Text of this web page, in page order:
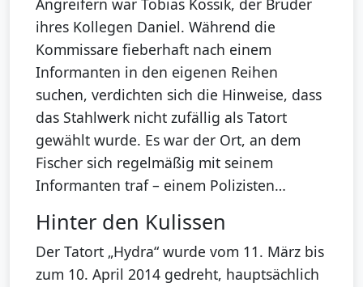
Angreifern war Tobias Kossik, der Bruder
ihres Kollegen Daniel. Während die
Kommissare fieberhaft nach einem
Informanten in den eigenen Reihen
suchen, verdichten sich die Hinweise, dass
das Stahlwerk nicht zufällig als Tatort
gewählt wurde. Es war der Ort, an dem
Fischer sich regelmäßig mit seinem
Informanten traf – einem Polizisten…
Hinter den Kulissen
Der Tatort „Hydra“ wurde vom 11. März bis
zum 10. April 2014 gedreht, hauptsächlich